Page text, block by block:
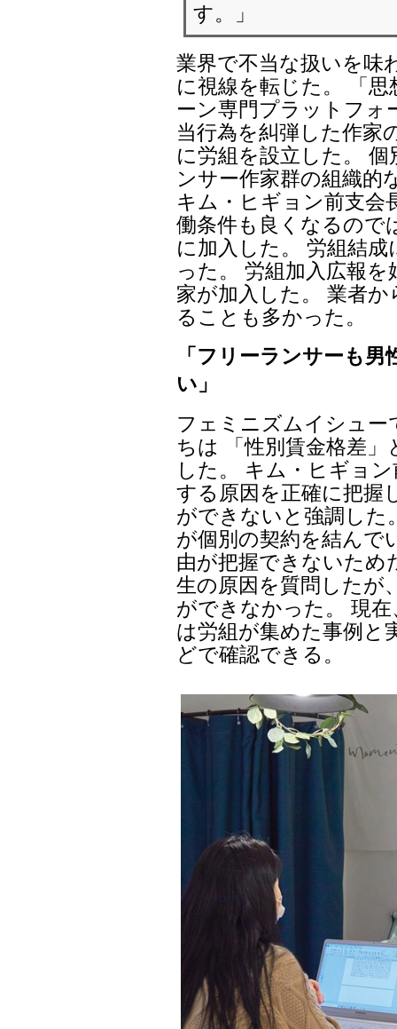
す。」
業界で不当な扱いを味
に視線を転じた。 「
ーン専門プラットフォ
当行為を糾弾した作家
に労組を設立した。
ンサー作家群の組織的
キム・ヒギョン前支会
働条件も良くなるので
に加入した。 労組結
った。 労組加入広報
家が加入した。 業者
ることも多かった。
「フリーランサーも
い」
フェミニズムイシュー
ちは 「性別賃金格差
した。 キム・ヒギョ
する原因を正確に把握
ができないと強調した
が個別の契約を結んで
由が把握できないため
生の原因を質問したが
ができなかった。 現
は労組が集めた事例と
どで確認できる。